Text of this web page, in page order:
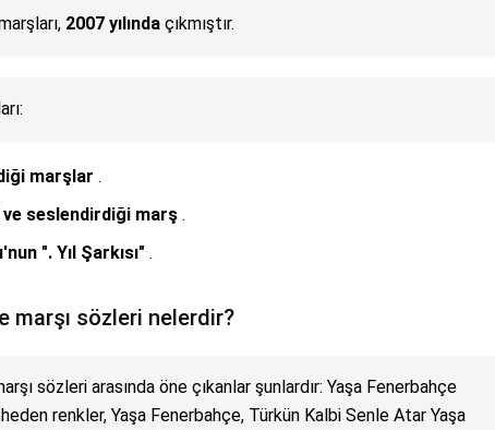
2007 yılında çıkmıştır.
marşlar .
ve seslendirdiği marş .
". Yıl Şarkısı" .
marşı sözleri nelerdir?
sözleri arasında öne çıkanlar şunlardır: Yaşa Fenerbahçe
renkler, Yaşa Fenerbahçe, Türkün Kalbi Senle Atar Yaşa